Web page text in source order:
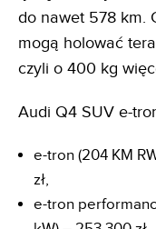
do nawet 578 km.
mogą holować
czyli o 400 kg
Audi Q4 SUV e-
e-tron (204 KM
zł,
e-tron